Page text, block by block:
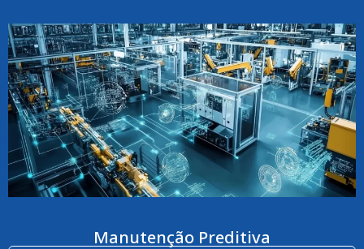
Manutenção Preditiva